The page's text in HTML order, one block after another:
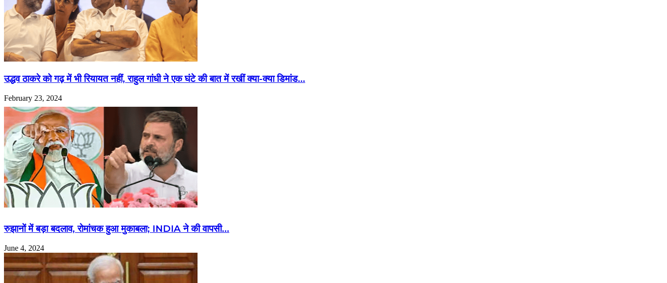
उद्धव ठाकरे को गढ़ में भी रियायत नहीं, राहुल गांधी ने एक घंटे की बात में रखीं क्या-क्या डिमांड…
February 23, 2024
रुझानों में बड़ा बदलाव, रोमांचक हुआ मुकाबला; INDIA ने की वापसी…
June 4, 2024